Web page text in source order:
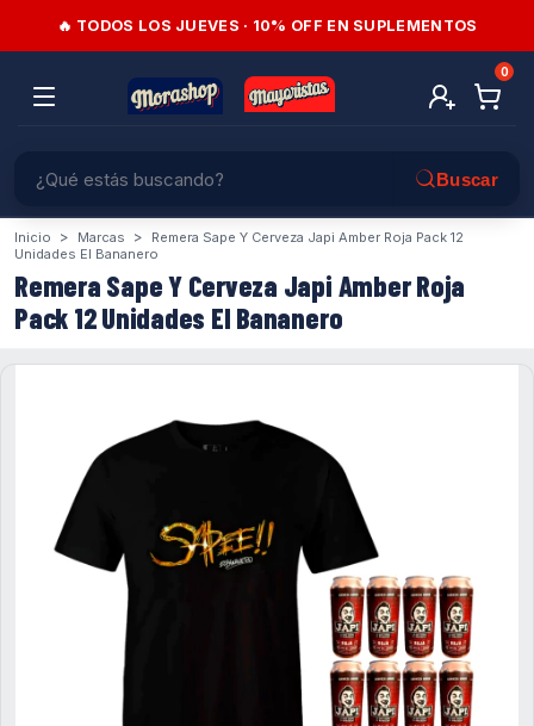
🔥 TODOS LOS JUEVES · 10% OFF EN SUPLEMENTOS
0
Inicio > Marcas >
Remera Sape Y Cerveza Japi Amber Roja Pack 12
Unidades El Bananero
Remera Sape Y Cerveza Japi Amber Roja
Pack 12 Unidades El Bananero